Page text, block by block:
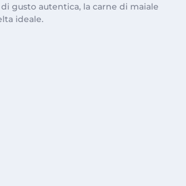
di gusto autentica, la carne di maiale
ideale.